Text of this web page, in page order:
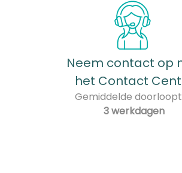
Neem contact op
het Contact
Gemiddelde
3 werkdagen